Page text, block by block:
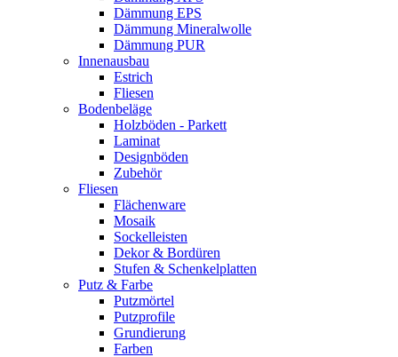
Dämmung EPS
Dämmung Mineralwolle
Dämmung PUR
Innenausbau
Estrich
Fliesen
Bodenbeläge
Holzböden - Parkett
Laminat
Designböden
Zubehör
Fliesen
Flächenware
Mosaik
Sockelleisten
Dekor & Bordüren
Stufen & Schenkelplatten
Putz & Farbe
Putzmörtel
Putzprofile
Grundierung
Farben